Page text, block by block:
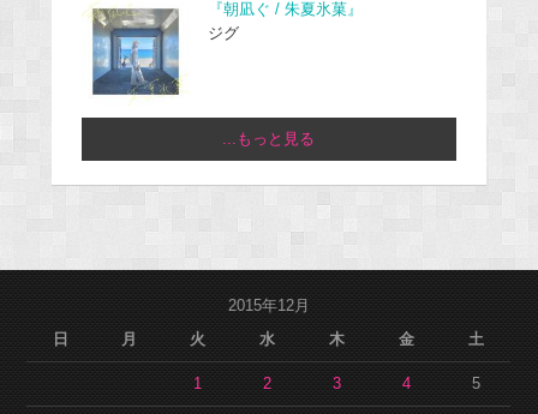
『朝凪ぐ / 朱夏氷菓』
ジグ
...もっと見る
2015年12月
日
月 火 水 木 金 土
1 2 3 4 5